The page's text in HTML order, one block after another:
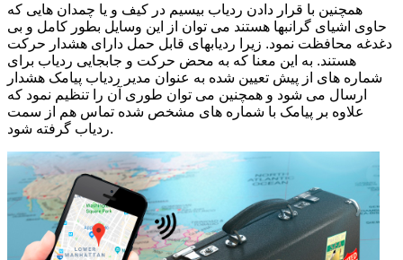
همچنین با قرار دادن ردیاب بیسیم در کیف و یا چمدان هایی که
حاوی اشیای گرانبها هستند می توان از این وسایل بطور کامل و بی
دغدغه محافظت نمود. زیرا ردیابهای قابل حمل دارای هشدار حرکت
هستند. به این معنا که به محض حرکت و جابجایی ردیاب برای
شماره های از پیش تعیین شده به عنوان مدیر ردیاب پیامک هشدار
ارسال می شود و همچنین می توان طوری آن را تنظیم نمود که
علاوه بر پیامک با شماره های مشخص شده تماس هم از سمت
ردیاب گرفته شود.